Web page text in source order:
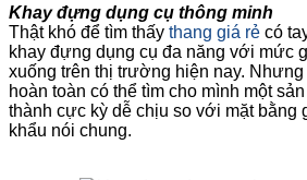
Khay đựng dụng cụ thông minh
Thật khó để tìm thấy thang giá rẻ có
khay đựng dụng cụ đa năng với mức
xuống trên thị trường hiện nay.
hoàn toàn có thể tìm cho mình một
thành cực kỳ dễ chịu so với mặt bằng
khẩu nói chung.